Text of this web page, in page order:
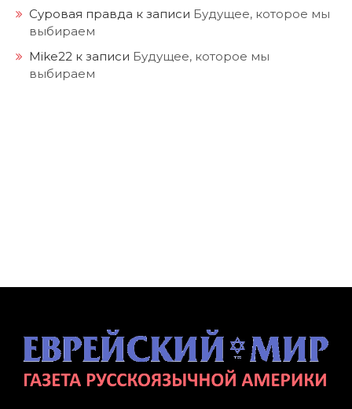
Суровая правда к записи Будущее, которое мы
выбираем
Mike22 к записи Будущее, которое мы
выбираем